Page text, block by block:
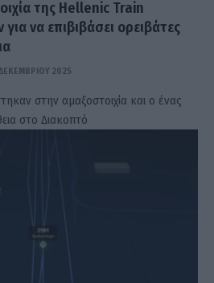
της Hellenic Train
να επιβιβάσει ορειβάτες
2025
στην αμαξοστοιχία και ο ένας
στο Διακοπτό